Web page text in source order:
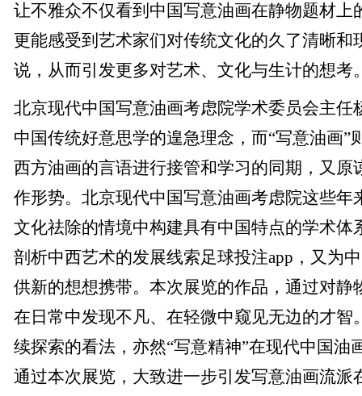
让不雅众不仅看到中国写意油画在静物题材上
更能感受到艺术家们对传统文化的久了清晰和
说，从而引发更多对艺术、文化与生计的想考
北京现代中国写意油画考虑院学术委员会主任
中国传统好意思学的遑急理念，而“写意油画”
西方油画的言语进行接管和学习的同期，又原
作形势。北京现代中国写意油画考虑院这些年
文化祛除的情境中构建具有中国特点的学术体
剖析中西艺术的发展线索足球投注app，又为
供新的想想携带。本次展览的作品，通过对静
在日常中发现不凡、在轻微中窥见无边的才智
续探索的看法，亦然“写意精神”在现代中国油
通过本次展览，大致进一步引发写意油画流派